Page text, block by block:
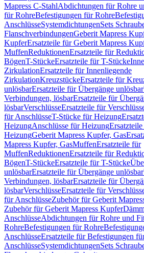
Mapress C-StahlAbdichtungen für Rohre
für RohreBefestigungen für Rohre
AnschlüsseSystemdichtungenSets
FlanschverbindungenGeberit Mapress
KupferErsatzteile für Geberit Mapress
MuffenReduktionenErsatzteile für
BögenT-StückeErsatzteile für T-Stücke
ZirkulationErsatzteile für Innenliegende
ZirkulationKreuzstückeErsatzteile für
unlösbarErsatzteile für Übergänge unlösbar
Verbindungen, lösbarErsatzteile für
lösbarVerschlüsseErsatzteile für
für AnschlüsseT-Stücke für Heizung
HeizungAnschlüsse für Heizung
HeizungGeberit Mapress Kupfer, Gas
Mapress Kupfer, GasMuffenErsatzteile für
MuffenReduktionenErsatzteile für
BögenT-StückeErsatzteile für T-Stücke
unlösbarErsatzteile für Übergänge unlösbar
Verbindungen, lösbarErsatzteile für
lösbarVerschlüsseErsatzteile für
für AnschlüsseZubehör für Geberit
Zubehör für Geberit Mapress Kupfer
AnschlüsseAbdichtungen für Rohre und
RohreBefestigungen für Rohre
AnschlüsseErsatzteile für Befestigungen
AnschlüsseSystemdichtungenSets